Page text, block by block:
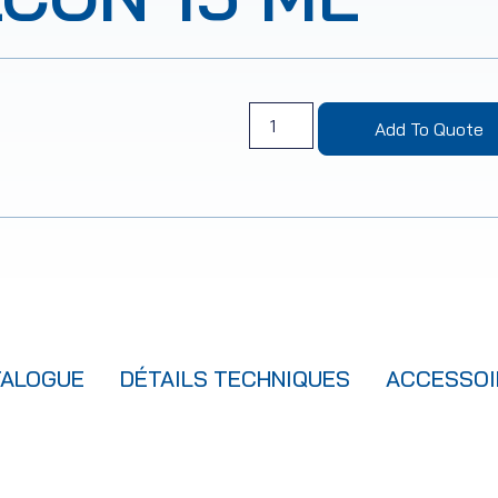
Add To Quote
DÉTAILS TECHNIQUES